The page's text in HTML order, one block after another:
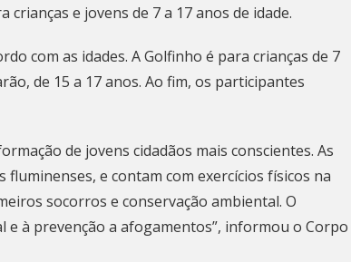
e jovens de 7 a 17 anos de idade.
com as idades. A Golfinho é para crianças de 7
de 15 a 17 anos. Ao fim, os participantes
de jovens cidadãos mais conscientes. As
fluminenses, e contam com exercícios físicos na
socorros e conservação ambiental. O
à prevenção a afogamentos”, informou o Corpo